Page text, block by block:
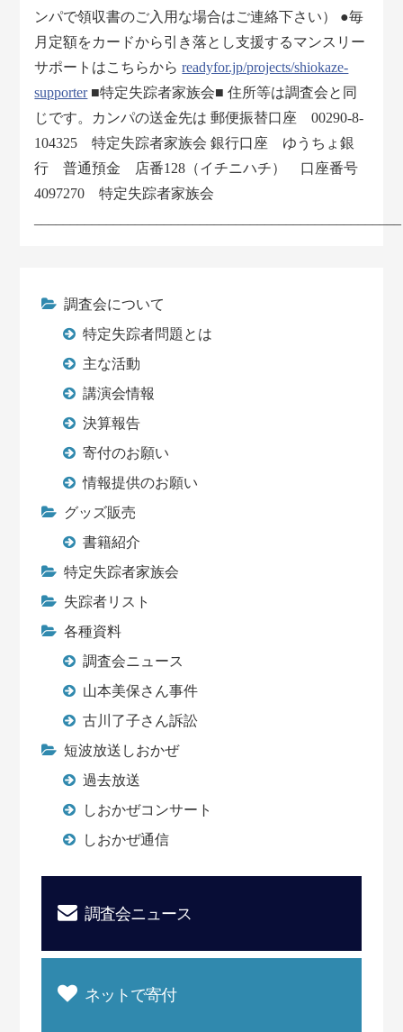
ンパで領収書のご入用な場合はご連絡下さい） ●毎
月定額をカードから引き落とし支援するマンスリー
サポートはこちらからreadyfor.jp/projects/shiokaze-
supporter■特定失踪者家族会■ 住所等は調査会と同
じです。カンパの送金先は 郵便振替口座 00290-8-
104325 特定失踪者家族会 銀行口座 ゆうちょ銀
行 普通預金 店番128（イチニハチ） 口座番号
4097270 特定失踪者家族会
調査会について
特定失踪者問題とは
主な活動
講演会情報
決算報告
寄付のお願い
情報提供のお願い
グッズ販売
書籍紹介
特定失踪者家族会
失踪者リスト
各種資料
調査会ニュース
山本美保さん事件
古川了子さん訴訟
短波放送しおかぜ
過去放送
しおかぜコンサート
しおかぜ通信
調査会ニュース
ネットで寄付